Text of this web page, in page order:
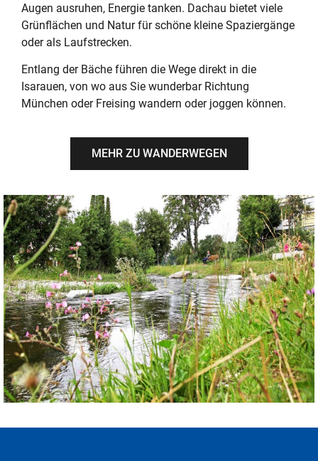
Augen ausruhen, Energie tanken. Dachau bietet viele
Grünflächen und Natur für schöne kleine Spaziergänge
oder als Laufstrecken.
Entlang der Bäche führen die Wege direkt in die
Isarauen, von wo aus Sie wunderbar Richtung
München oder Freising wandern oder joggen können.
MEHR ZU WANDERWEGEN